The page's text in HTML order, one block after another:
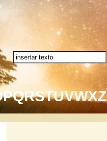
PQRSTUVWXZ